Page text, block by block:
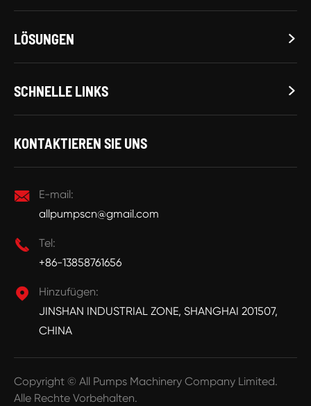
LÖSUNGEN 
SCHNELLE LINKS 
KONTAKTIEREN SIE UNS

E-mail:
allpumpscn@gmail.com

Tel:
+86-13858761656

Hinzufügen:
JINSHAN INDUSTRIAL ZONE, SHANGHAI 201507,
CHINA
Copyright © All Pumps Machinery Company Limited.
Alle Rechte Vorbehalten.